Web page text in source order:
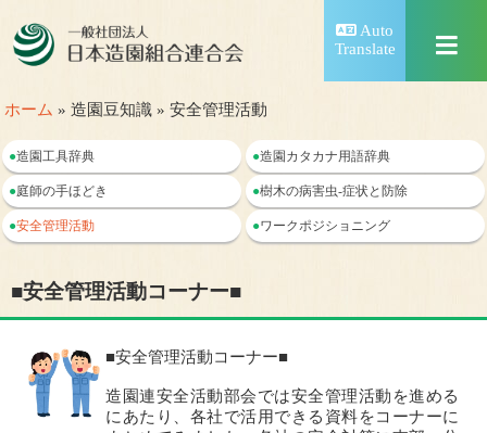
Auto
Translate
ホーム » 造園豆知識 » 安全管理活動
●造園工具辞典 ●造園カタカナ用語辞典
●庭師の手ほどき ●樹木の病害虫-症状と防除
●安全管理活動 ●ワークポジショニング
■安全管理活動コーナー■
■安全管理活動コーナー■
造園連安全活動部会では安全管理活動を進める
にあたり、各社で活用できる資料をコーナーに